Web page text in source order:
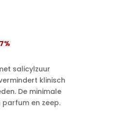
salicylzuur
klinisch
De minimale
en zeep.